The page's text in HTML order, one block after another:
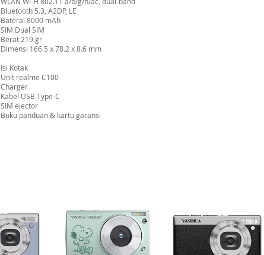
Bluetooth 5.3, A2DP, LE
Baterai 8000 mAh
SIM Dual SIM
Berat 219 gr
Dimensi 166.5 x 78.2 x 8.6 mm
Isi Kotak
Unit realme C100
Charger
Kabel USB Type-C
SIM ejector
Buku panduan & kartu garansi